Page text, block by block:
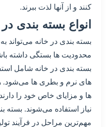
کنند و از آنها لذت ببرند.
انواع بسته بندی
بسته بندی در خانه می‌تواند به
محدودیت ها بستگی داشته
بسته بندی در خانه شامل
های نرم و بطری ها می‌شود.
ها و مزایای خاص خود را
نیاز استفاده می‌شوند. بسته
مهم‌ترین مراحل در فرآیند